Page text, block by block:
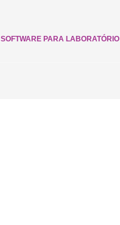
SOFTWARE PARA LABORATÓRIO